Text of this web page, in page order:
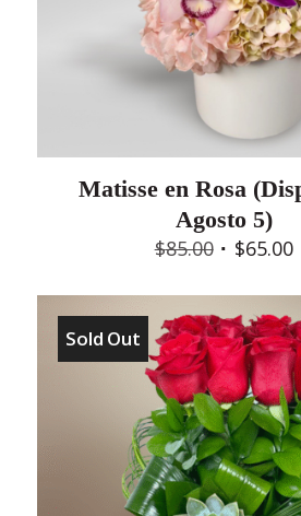
Matisse en Rosa
Agosto 5)
$85.00 Original
was:
$85.00.
$65.00
Sold Out